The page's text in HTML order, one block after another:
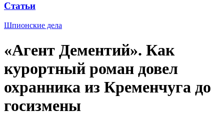
Статьи
Шпионские дела
«Агент Дементий». Как
курортный роман довел
охранника из Кременчуга до
госизмены